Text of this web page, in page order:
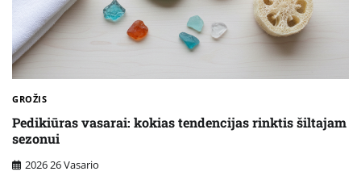
GROŽIS
Pedikiūras vasarai: kokias tendencijas rinktis šiltajam
sezonui
2026 26 Vasario